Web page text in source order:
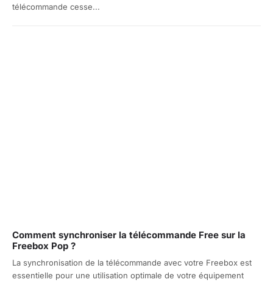
télécommande cesse...
Comment synchroniser la télécommande Free sur la
Freebox Pop ?
La synchronisation de la télécommande avec votre Freebox est
essentielle pour une utilisation optimale de votre équipement